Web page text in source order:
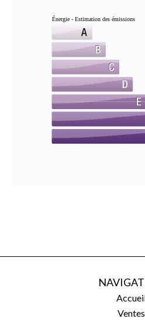
Énergie - Estimation des émissions
Ventes